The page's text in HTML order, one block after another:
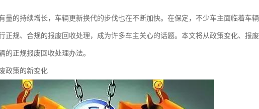
量的持续增长，车辆更新换代的步伐也在不断加快。在保定，不少车主面临着车
正规、合规的报废回收处理，成为许多车主关心的话题。本文将从政策变化、报
的正规报废回收处理办法。
政策的新变化